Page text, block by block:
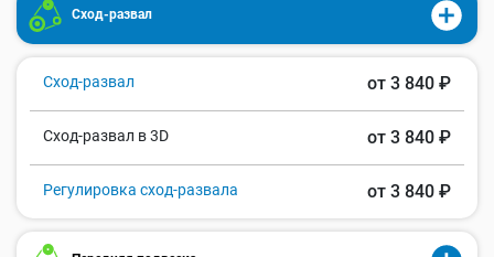
Сход-развал
Сход-развал от 3 840 ₽
Сход-развал в 3D от 3 840 ₽
Регулировка сход-развала от 3 840 ₽